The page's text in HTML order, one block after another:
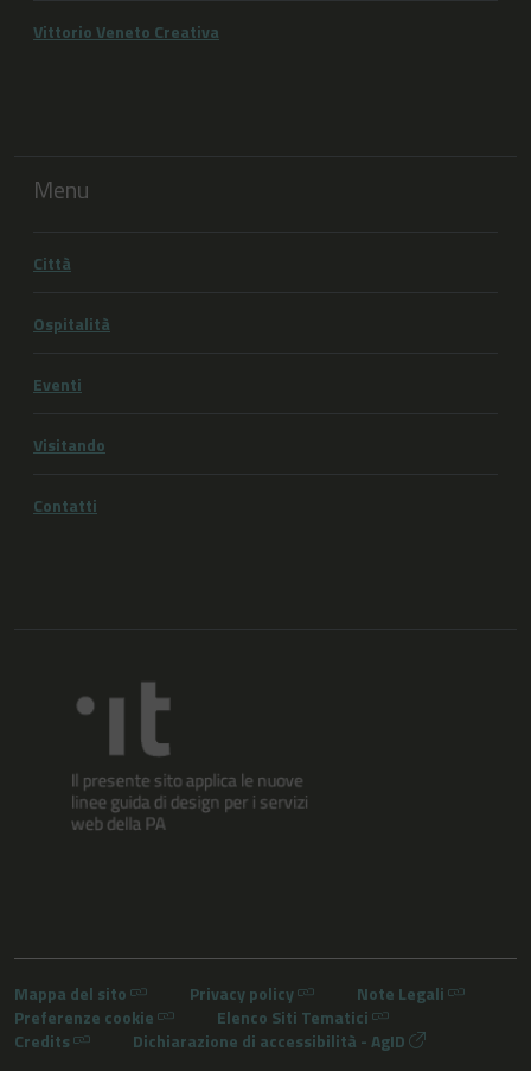
Vittorio Veneto Creativa
Menu
Città
Ospitalità
Eventi
Visitando
Contatti
Mappa del sito Privacy policy
Note Legali
Preferenze cookie
Elenco Siti Tematici
Credits
Dichiarazione di accessibilità - AgID